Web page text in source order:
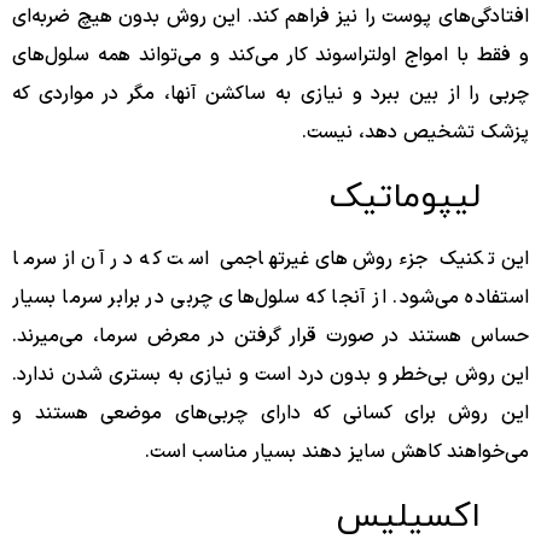
افتادگی‌های پوست را نیز فراهم کند. این روش بدون هیچ ضربه‌ای
و فقط با امواج اولتراسوند کار می‌کند و می‌تواند همه سلول‌های
چربی را از بین ببرد و نیازی به ساکشن آنها، مگر در مواردی که
پزشک تشخیص دهد، نیست.
لیپوماتیک
این تکنیک جزء روش‌های غیر‌تهاجمی است که در آن از سرما
استفاده می‌شود. از آنجا که سلول‌های چربی در برابر سرما بسیار
حساس هستند در صورت قرار گرفتن در معرض سرما، می‌میرند.
این روش بی‌خطر و بدون درد است و نیازی به بستری شدن ندارد.
این روش برای کسانی که دارای چربی‌های موضعی هستند و
می‌خواهند کاهش سایز دهند بسیار مناسب است.
اکسیلیس